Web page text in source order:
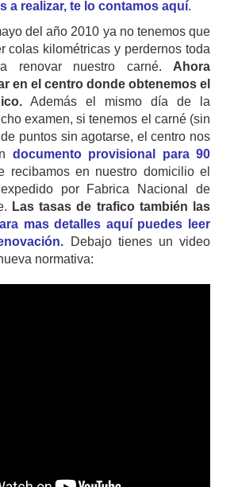
a realizar, te lo contamos aquí.
del año 2010 ya no tenemos que
colas kilométricas y perdernos toda
renovar nuestro carné. Ahora
en el centro donde obtenemos el
Además el mismo día de la
examen, si tenemos el carné (sin
puntos sin agotarse, el centro nos
documento provisional para 90
recibamos en nuestro domicilio el
por Fabrica Nacional de
Las tasas de trafico también las
mas detalles aquí puedes leer
Debajo tienes un video
normativa: